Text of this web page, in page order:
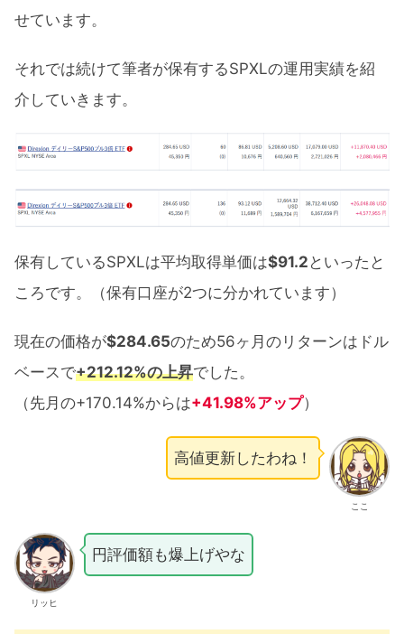
せています。
それでは続けて筆者が保有するSPXLの運用実績を紹
介していきます。
保有しているSPXLは平均取得単価は$91.2 といったと
ころです。（保有口座が2つに分かれています）
現在の価格が$284.65のため56ヶ月のリターンはドル
ベースで+212.12%の上昇でした。
（先月の+170.14%からは+41.98%アップ）
ここ
高値更新したわね！
リッヒ
円評価額も爆上げやな